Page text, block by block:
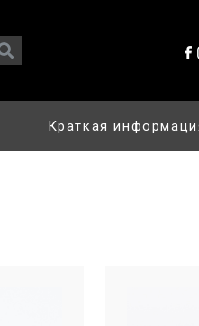
Краткая